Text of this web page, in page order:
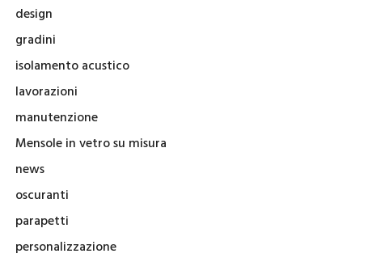
design
gradini
isolamento acustico
lavorazioni
manutenzione
Mensole in vetro su misura
news
oscuranti
parapetti
personalizzazione